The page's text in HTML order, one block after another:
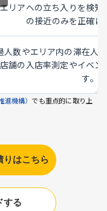
リアへの立ち入りを検
の接近のみを正確に
人数やエリア内の滞在人
舗の入店率測定やイベ
す。
進機構） でも重点的に取り上
りはこちら
する